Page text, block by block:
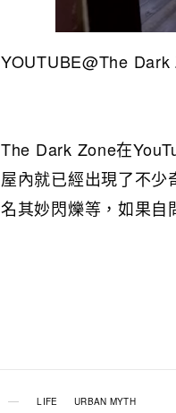
YOUTUBE@The
The Dark Zone在
屋內就已經出現了不
名其妙閃爍等，如果自
LIFE URBAN MYTH